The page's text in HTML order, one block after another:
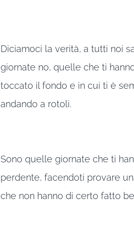
Diciamoci la verità, a tutti noi
giornate no, quelle che ti
toccato il fondo e in cui ti è
andando a rotoli.
Sono quelle giornate che ti
perdente, facendoti provare
che non hanno di certo fatto